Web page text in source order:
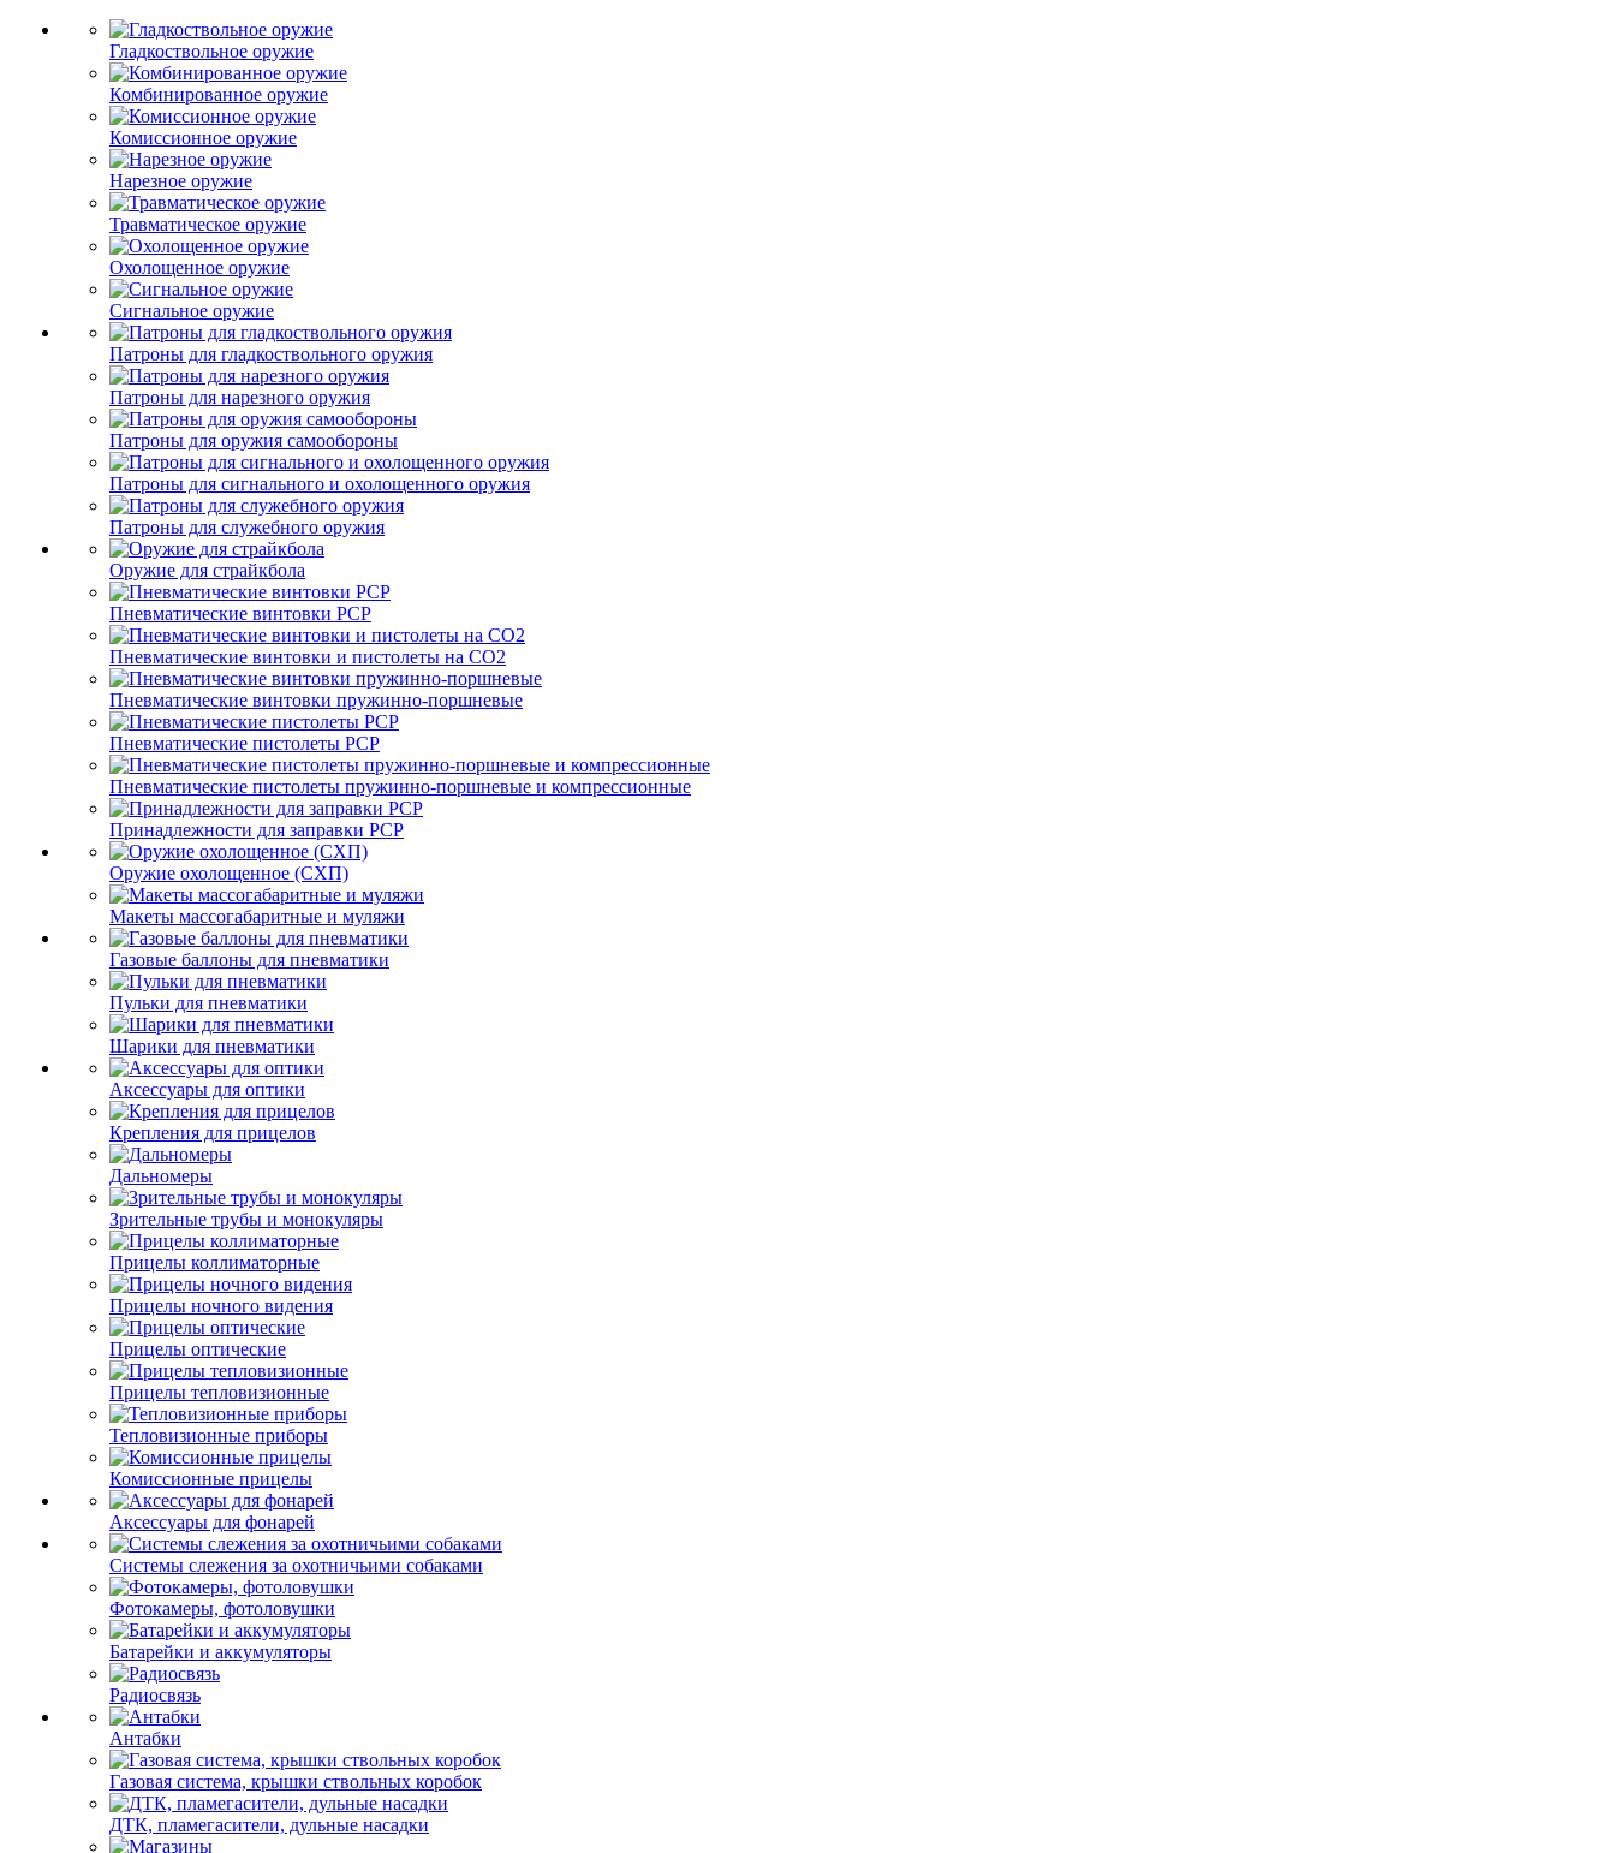
Гладкоствольное оружие
Комбинированное оружие
Комиссионное оружие
Нарезное оружие
Травматическое оружие
Охолощенное оружие
Сигнальное оружие
Патроны для гладкоствольного оружия
Патроны для нарезного оружия
Патроны для оружия самообороны
Патроны для сигнального и охолощенного оружия
Патроны для служебного оружия
Оружие для страйкбола
Пневматические винтовки PCP
Пневматические винтовки и пистолеты на CO2
Пневматические винтовки пружинно-поршневые
Пневматические пистолеты PCP
Пневматические пистолеты пружинно-поршневые и компрессионные
Принадлежности для заправки PCP
Оружие охолощенное (СХП)
Макеты массогабаритные и муляжи
Газовые баллоны для пневматики
Пульки для пневматики
Шарики для пневматики
Аксессуары для оптики
Крепления для прицелов
Дальномеры
Зрительные трубы и монокуляры
Прицелы коллиматорные
Прицелы ночного видения
Прицелы оптические
Прицелы тепловизионные
Тепловизионные приборы
Комиссионные прицелы
Аксессуары для фонарей
Системы слежения за охотничьими собаками
Фотокамеры, фотоловушки
Батарейки и аккумуляторы
Радиосвязь
Антабки
Газовая система, крышки ствольных коробок
ДТК, пламегасители, дульные насадки